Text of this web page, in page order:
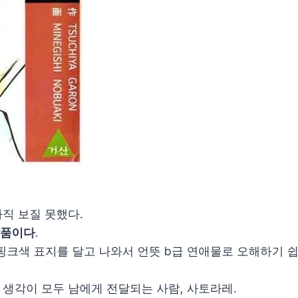
보질 못했다.
이다.
크색 표지를 달고 나와서 언뜻 b급 연애물로 오해하기 쉽
각이 모두 남에게 전달되는 사람, 사토라레.